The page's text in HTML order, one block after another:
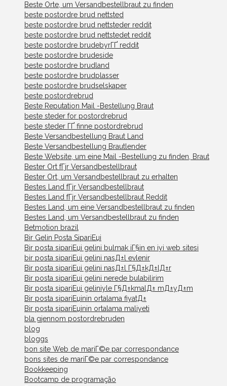
Beste Orte, um Versandbestellbraut zu finden
beste postordre brud nettsted
beste postordre brud nettsteder reddit
beste postordre brud nettstedet reddit
beste postordre brudebyrГҐ reddit
beste postordre brudeside
beste postordre brudland
beste postordre brudplasser
beste postordre brudselskaper
beste postordrebrud
Beste Reputation Mail -Bestellung Braut
beste steder for postordrebrud
beste steder ГҐ finne postordrebrud
Beste Versandbestellung Braut Land
Beste Versandbestellung Brautlender
Beste Website, um eine Mail -Bestellung zu finden, Braut
Bester Ort fГјr Versandbestellbraut
Bester Ort, um Versandbestellbraut zu erhalten
Bestes Land fГјr Versandbestellbraut
Bestes Land fГјr Versandbestellbraut Reddit
Bestes Land, um eine Versandbestellbraut zu finden
Bestes Land, um Versandbestellbraut zu finden
Betmotion brazil
Bir Gelin Posta SipariЕџi
Bir posta sipariЕџi gelini bulmak iГ§in en iyi web sitesi
bir posta sipariЕџi gelini nasД±l evlenir
Bir posta sipariЕџi gelini nasД±l Г§Д±kД±lД±r
Bir posta sipariЕџi gelini nerede bulabilirim
Bir posta sipariЕџi geliniyle Г§Д±kmalД± mД±yД±m
Bir posta sipariЕџinin ortalama fiyatД±
Bir posta sipariЕџinin ortalama maliyeti
bla gjennom postordrebruden
blog
bloggs
bon site Web de mariГ©e par correspondance
bons sites de mariГ©e par correspondance
Bookkeeping
Bootcamp de programação